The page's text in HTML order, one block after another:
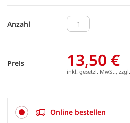
Anzahl
Preis 13,50 €
inkl. gesetzl. MwSt., zzgl.
Online bestellen